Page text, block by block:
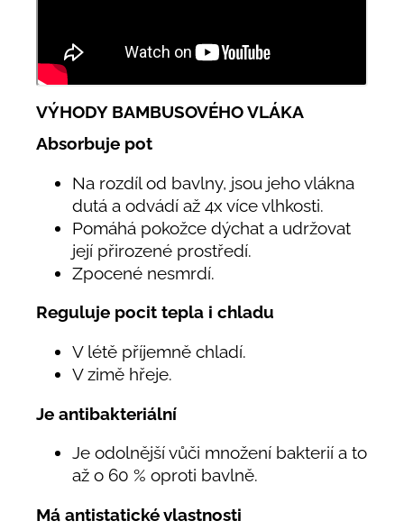
VÝHODY BAMBUSOVÉHO VLÁKA
Absorbuje pot
Na rozdíl od bavlny, jsou jeho vlákna
dutá a odvádí až 4x více vlhkosti.
Pomáhá pokožce dýchat a udržovat
její přirozené prostředí.
Zpocené nesmrdí.
Reguluje pocit tepla i chladu
V létě příjemně chladí.
V zimě hřeje.
Je antibakteriální
Je odolnější vůči množení bakterií a to
až o 60 % oproti bavlně.
Má antistatické vlastnosti